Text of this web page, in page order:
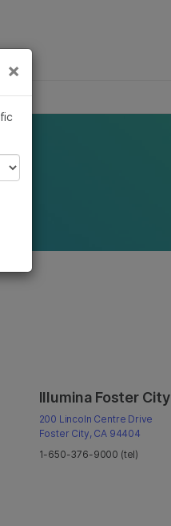
Illumina Foster City
200 Lincoln Centre Drive
Foster City, CA 94404
1-650-376-9000 (tel)
×